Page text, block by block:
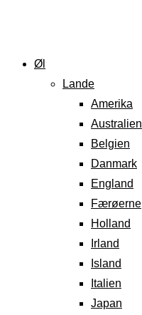
Øl
Lande
Amerika
Australien
Belgien
Danmark
England
Færøerne
Holland
Irland
Island
Italien
Japan